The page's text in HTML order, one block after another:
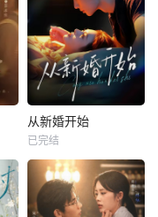
从新婚开始
已完结